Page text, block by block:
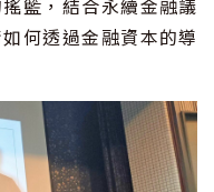
籃，結合永續金融議
何透過金融資本的導